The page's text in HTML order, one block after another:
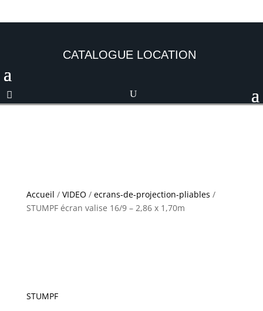
CATALOGUE LOCATION
Accueil / VIDEO / ecrans-de-projection-pliables /
STUMPF écran valise 16/9 – 2,86 x 1,70m
STUMPF